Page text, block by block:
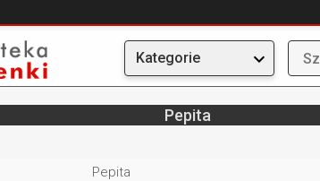
Kategorie
Pepita
Pepita